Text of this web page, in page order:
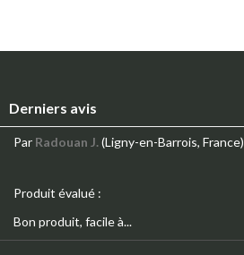
Derniers avis
Par Radouan J.(Ligny-en-Barrois, France)
Produit évalué :
Bon produit, facile à...